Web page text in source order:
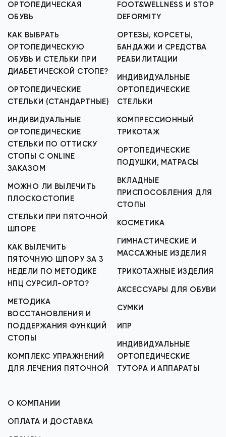
ОРТОПЕДИЧЕСКАЯ
ОБУВЬ
КАК ВЫБРАТЬ
ОРТОПЕДИЧЕСКУЮ
ОБУВЬ И СТЕЛЬКИ ПРИ
ДИАБЕТИЧЕСКОЙ СТОПЕ?
ОРТОПЕДИЧЕСКИЕ
СТЕЛЬКИ (СТАНДАРТНЫЕ)
ИНДИВИДУАЛЬНЫЕ
ОРТОПЕДИЧЕСКИЕ
СТЕЛЬКИ ПО ОТТИСКУ
СТОПЫ С ONLINE
ЗАКАЗОМ
МОЖНО ЛИ ВЫЛЕЧИТЬ
ПЛОСКОСТОПИЕ
СТЕЛЬКИ ПРИ ПЯТОЧНОЙ
ШПОРЕ
КАК ВЫЛЕЧИТЬ
ПЯТОЧНУЮ ШПОРУ ЗА 3
НЕДЕЛИ ПО МЕТОДИКЕ
НПЦ СУРСИЛ-ОРТО?
МЕТОДИКА
ВОССТАНОВЛЕНИЯ И
ПОДДЕРЖАНИЯ ФУНКЦИЙ
СТОПЫ
КОМПЛЕКС УПРАЖНЕНИЙ
ДЛЯ ЛЕЧЕНИЯ ПЯТОЧНОЙ
FOOT&WELLNESS И STOP
DEFORMITY
ОРТЕЗЫ, КОРСЕТЫ,
БАНДАЖИ И СРЕДСТВА
РЕАБИЛИТАЦИИ
ИНДИВИДУАЛЬНЫЕ
ОРТОПЕДИЧЕСКИЕ
СТЕЛЬКИ
КОМПРЕССИОННЫЙ
ТРИКОТАЖ
ОРТОПЕДИЧЕСКИЕ
ПОДУШКИ, МАТРАСЫ
ВКЛАДНЫЕ
ПРИСПОСОБЛЕНИЯ ДЛЯ
СТОПЫ
КОСМЕТИКА
ГИМНАСТИЧЕСКИЕ И
МАССАЖНЫЕ ИЗДЕЛИЯ
ТРИКОТАЖНЫЕ ИЗДЕЛИЯ
АКСЕССУАРЫ ДЛЯ ОБУВИ
СУМКИ
ИПР
ИНДИВИДУАЛЬНЫЕ
ОРТОПЕДИЧЕСКИЕ
ТУТОРА И АППАРАТЫ
О КОМПАНИИ
ОПЛАТА И ДОСТАВКА